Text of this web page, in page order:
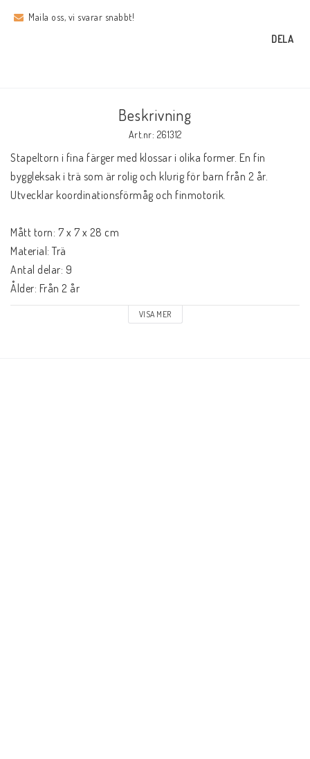
Maila oss, vi svarar snabbt!
DELA
Beskrivning
Art.nr: 261312
Stapeltorn i fina färger med klossar i olika former. En fin
byggleksak i trä som är rolig och klurig för barn från 2 år.
Utvecklar koordinationsförmåg och finmotorik.
Mått torn: 7 x 7 x 28 cm
Material: Trä
Antal delar: 9
Ålder: Från 2 år
VISA MER